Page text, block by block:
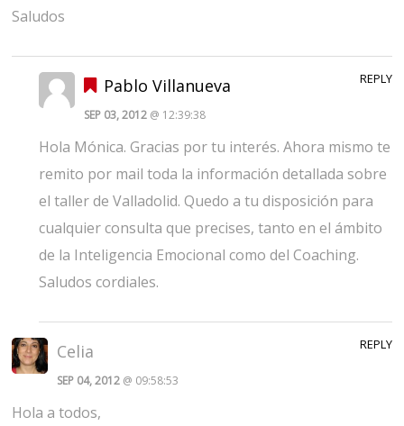
Saludos
Pablo Villanueva
SEP 03, 2012 @ 12:39:38
Hola Mónica. Gracias por tu interés. Ahora mismo te
remito por mail toda la información detallada sobre
el taller de Valladolid. Quedo a tu disposición para
cualquier consulta que precises, tanto en el ámbito
de la Inteligencia Emocional como del Coaching.
Saludos cordiales.
REPLY
Celia
SEP 04, 2012 @ 09:58:53
Hola a todos,
REPLY